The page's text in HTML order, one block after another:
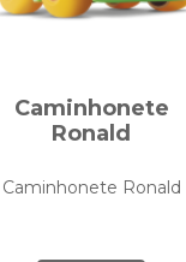
Caminhonete
Ronald
Caminhonete Ronald